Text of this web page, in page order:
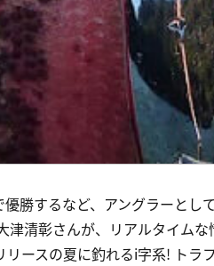
勝するなど、アングラーとし
津清彰さんが、リアルタイム
リースの夏に釣れるi字系! トラ